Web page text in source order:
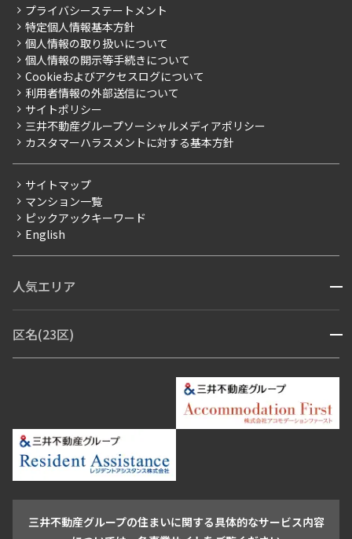
こだわりから探す
こだわり一覧
プレミアムマンション
新築
当社限定（港区・渋谷区）
当社限定（港区・渋谷区以外）
三井不動産企画
賃料改定
フリーレント
ペット可
ブランドマンション
ご入居・提携サービス
お部屋探しからご契約まで
よくあるご質問
社宅紹介
【仲介会社様向け】当社仲介事業部取り扱い物件入居申込
会社情報
事業案内
採用情報
ニュースリリース
お問い合わせ
プライバシーステートメント
特定個人情報基本方針
個人情報の取り扱いについて
個人情報の開示等手続きについて
Cookieおよびアクセスログについて
利用者情報の外部送信について
サイトポリシー
三井不動産グループソーシャルメディアポリシー
カスタマーハラスメントに対する基本方針
サイトマップ
マンション一覧
ピックアックキーワード
English
人気エリア 開閉
青山・表参道・原宿
市ヶ谷・神楽坂・飯田橋
三田・芝・浜松町
月島・勝どき・豊洲
本郷・春日・小石川
新宿・代々木
目白・高田馬場・早稲田
中野・荻窪
池尻大橋・三軒茶屋
祐天寺・学芸大学・自由が丘
駒沢・用賀・二子玉川
成城・砧
青山 渋谷 東京・大手町 新宿 品川
目黒・中目黒
区名(23区) 開閉
江東区 台東区 墨田区
中野区
練馬区 荒川区
足立区
葛飾区
江戸川区
三井不動産グループの住まいに関する具体的なサービス内容